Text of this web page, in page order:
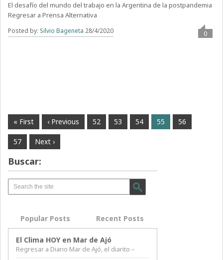
El desafío del mundo del trabajo en la Argentina de la postpandemia
Regresar a Prensa Alternativa
Posted by: Silvio Bageneta 28/4/2020 0
« First ‹ Previous 52 53 54 55 56
57 Next ›
Buscar:
Popular Posts Recent Posts
El Clima HOY en Mar de Ajó
Regresar a Diario Mar de Ajó, el diarito –